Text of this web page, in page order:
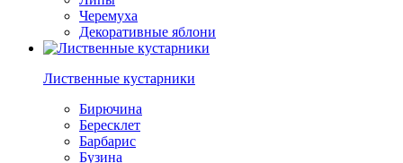
Черемуха
Декоративные яблони
Лиственные кустарники
Бирючина
Бересклет
Барбарис
Бузина